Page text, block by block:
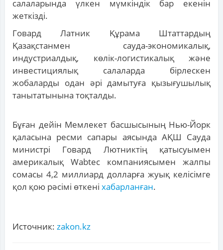
салаларында үлкен мүмкіндік бар екенін
жеткізді.
Говард Латник Құрама Штаттардың
Қазақстанмен сауда-экономикалық,
индустриалдық, көлік-логистикалық және
инвестициялық салаларда бірлескен
жобаларды одан әрі дамытуға қызығушылық
танытатынына тоқталды.
Бұған дейін Мемлекет басшысының Нью-Йорк
қаласына ресми сапары аясында АҚШ Сауда
министрі Говард Лютниктің қатысуымен
америкалық Wabtec компаниясымен жалпы
сомасы 4,2 миллиард долларға жуық келісімге
қол қою рәсімі өткені хабарланған.
Источник: zakon.kz